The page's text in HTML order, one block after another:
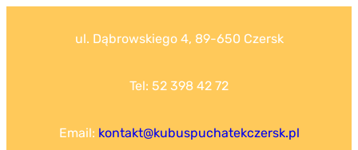
ul. Dąbrowskiego 4, 89-650 Czersk
Tel: 52 398 42 72
Email: kontakt@kubuspuchatekczersk.pl